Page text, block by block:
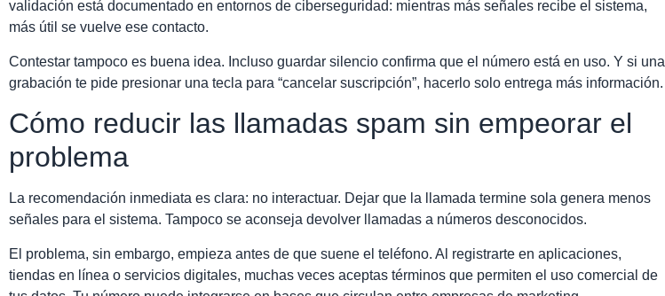
validación está documentado en entornos de ciberseguridad: mientras más señales recibe el sistema,
más útil se vuelve ese contacto.
Contestar tampoco es buena idea. Incluso guardar silencio confirma que el número está en uso. Y si una
grabación te pide presionar una tecla para “cancelar suscripción”, hacerlo solo entrega más información.
Cómo reducir las llamadas spam sin empeorar el
problema
La recomendación inmediata es clara: no interactuar. Dejar que la llamada termine sola genera menos
señales para el sistema. Tampoco se aconseja devolver llamadas a números desconocidos.
El problema, sin embargo, empieza antes de que suene el teléfono. Al registrarte en aplicaciones,
tiendas en línea o servicios digitales, muchas veces aceptas términos que permiten el uso comercial de